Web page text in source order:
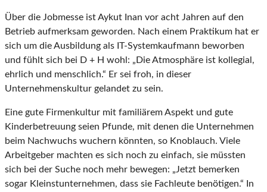
Über die Jobmesse ist Aykut Inan vor acht Jahren auf den
Betrieb aufmerksam geworden. Nach einem Praktikum hat er
sich um die Ausbildung als IT-Systemkaufmann beworben
und fühlt sich bei D + H wohl: „Die Atmosphäre ist kollegial,
ehrlich und menschlich.“ Er sei froh, in dieser
Unternehmenskultur gelandet zu sein.
Eine gute Firmenkultur mit familiärem Aspekt und gute
Kinderbetreuung seien Pfunde, mit denen die Unternehmen
beim Nachwuchs wuchern könnten, so Knoblauch. Viele
Arbeitgeber machten es sich noch zu einfach, sie müssten
sich bei der Suche noch mehr bewegen: „Jetzt bemerken
sogar Kleinstunternehmen, dass sie Fachleute benötigen.“ In